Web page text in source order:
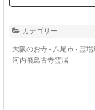
カテゴリー
大阪のお寺 - 八尾市 - 霊場
河内飛鳥古寺霊場